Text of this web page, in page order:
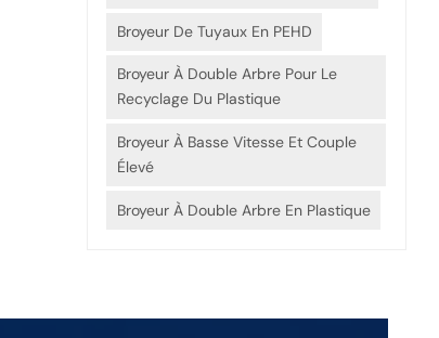
Broyeur De Tuyaux En PEHD
Broyeur À Double Arbre Pour Le
Recyclage Du Plastique
Broyeur À Basse Vitesse Et Couple
Élevé
Broyeur À Double Arbre En Plastique